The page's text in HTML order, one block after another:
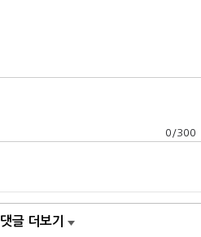
0 /300
댓글 더보기